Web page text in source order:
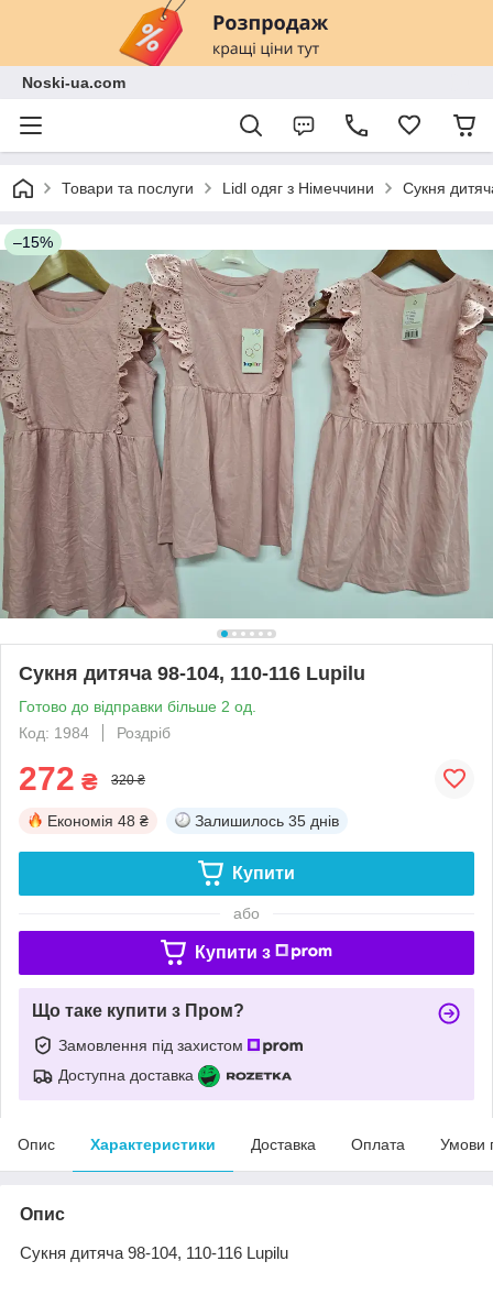
Noski-ua.com
Товари та послуги Lidl одяг з Німеччини Сукня
–15%
Сукня дитяча 98-104, 110-116 Lupilu
Готово до відправки більше 2 од.
Код: 1984
Роздріб
272 ₴ 320 ₴
Економія 48 ₴ Залишилось 35 днів
Купити
або
Купити з
Що таке купити з Пром?
Замовлення під захистом
Доступна доставка
Опис Характеристики Доставка Оплата Умови
Опис
Сукня дитяча 98-104, 110-116 Lupilu